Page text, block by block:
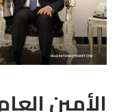
الأمين